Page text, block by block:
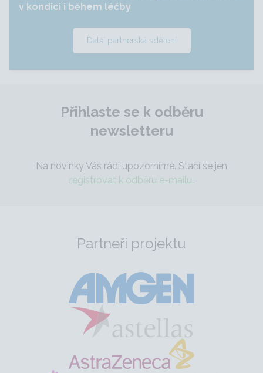
v kondici i během léčby
Další partnerská sdělení
Přihlaste se k odběru
newsletteru
Na novinky Vás rádi upozorníme. Stačí se jen
registrovat k odběru e-mailu.
Partneři projektu